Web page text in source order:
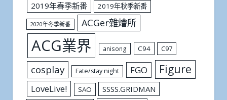
2019年春季新番
2019年秋季新番
2020年冬季新番 ACGer雜燴所
ACG業界 anisong C94 C97
cosplay Fate/stay night FGO Figure
LoveLive! SAO SSSS.GRIDMAN